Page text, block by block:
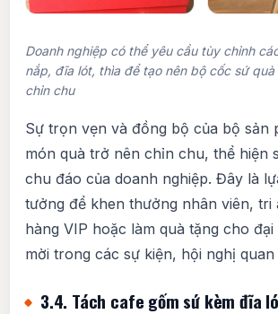
Doanh nghiệp có thể yêu cầu tùy chỉnh
nắp, đĩa lót, thìa để tạo nên bộ cốc sứ
chỉn chu
Sự trọn vẹn và đồng bộ của bộ sản
món quà trở nên chỉn chu, thể hiện
chu đáo của doanh nghiệp. Đây là
tưởng để khen thưởng nhân viên, tri
hàng VIP hoặc làm quà tặng cho
mời trong các sự kiện, hội nghị
3.4. Tách cafe gốm sứ kèm đĩa